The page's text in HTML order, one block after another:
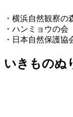
・横浜自然観察
・ハンミョウの
・日本自然保護
いきものぬ